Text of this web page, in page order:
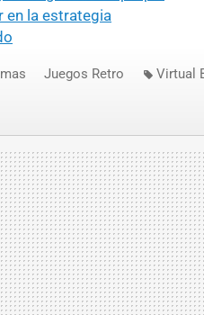
en la estrategia
Juegos Retro Virtual